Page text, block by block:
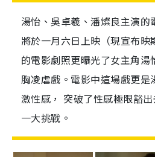
湯怡、吳卓羲、潘燦良主演的
將於一月六日上映（現宣布映
的電影劇照更曝光了女主角
胸凌虐戲。電影中這場戲更是
激性感， 突破了性感極限豁
一大挑戰。